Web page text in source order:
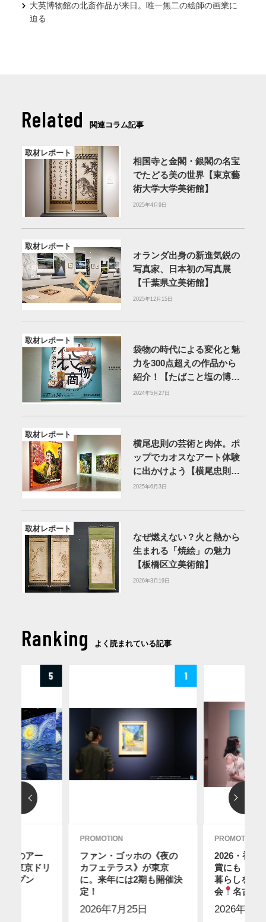
大英博物館の北斎作品が来日。唯一無二の絵師の画業に
迫る
Related 関連コラム記事
取材レポート
相国寺と金閣・銀閣の名宝
でたどる美の世界【東京藝
術大学大学美術館】
2025年4月9日
取材レポート
オランダ出身の新進気鋭の
写真家、日本初の写真展
【千葉県立美術館】
2025年12月15日
取材レポート
袋物の時代による変化と魅
力を300点超えの作品から
紹介！【たばこと塩の博物
館】
2024年5月27日
取材レポート
横尾忠則の芸術と肉体。ポ
ップでカオスなアート体験
に出かけよう【横尾忠則現
代美術館】
2025年6月3日
取材レポート
なぜ燃えない？火と熱から
生まれる「焼絵」の魅力
【板橋区立美術館】
2026年3月19日
Ranking よく読まれている記事
5
ィのアー
に東京ドリ
ープン
1
PROMOTION
ファン・ゴッホの《夜の
カフェテラス》が東京
に。来年には2期も開催決
定！
2026年7月25日
PROMOTION
2026・初め
賞にも！ス
暮らしを感
会
名古屋
2026年7月